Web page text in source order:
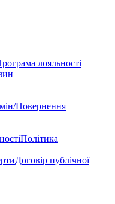
лояльності
Повернення
Політика
Договір публічної